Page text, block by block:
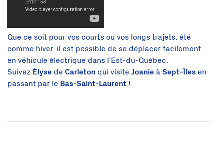
Que ce soit pour vos courts ou vos longs trajets, été
comme hiver, il est possible de se déplacer facilement
en véhicule électrique dans l’Est-du-Québec.
Suivez Élyse de Carleton qui visite Joanie à Sept-Îles en
passant par le Bas-Saint-Laurent !